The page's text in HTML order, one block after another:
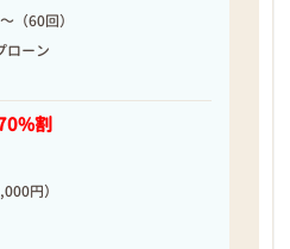
（60回）
ローン
割
円）